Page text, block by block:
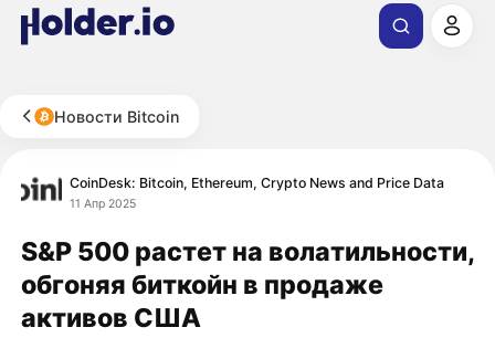
Новости Bitcoin
CoinDesk: Bitcoin, Ethereum, Crypto News and Price Data
11 Апр 2025
S&P 500 растет на волатильности,
обгоняя биткойн в продаже
активов США